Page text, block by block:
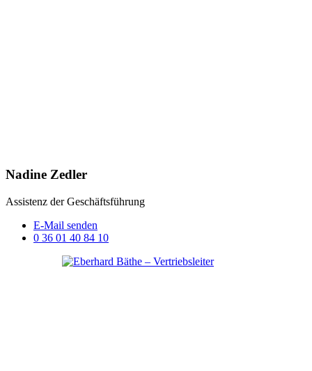
Nadine Zedler
Assistenz der Geschäftsführung
E-Mail senden
0 36 01 40 84 10